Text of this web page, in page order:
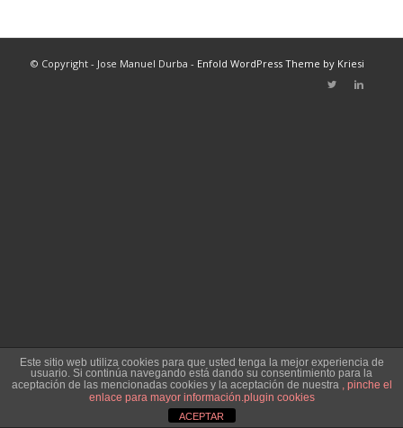
© Copyright - Jose Manuel Durba - Enfold WordPress Theme by Kriesi
Este sitio web utiliza cookies para que usted tenga la mejor experiencia de
usuario. Si continúa navegando está dando su consentimiento para la
aceptación de las mencionadas cookies y la aceptación de nuestra , pinche el
enlace para mayor información.plugin cookies
ACEPTAR